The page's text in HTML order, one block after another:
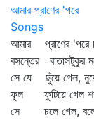
আমার প্রাণের 'পরে
Songs
আমার প্রাণের 'পরে
বসন্তের বাতাসটুকুর
সে যে ছুঁয়ে গেল,
ফুল ফুটিয়ে গেল
সে চলে গেল, বলে